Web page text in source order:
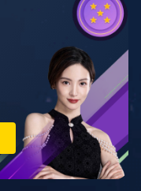
我们››公司荣誉